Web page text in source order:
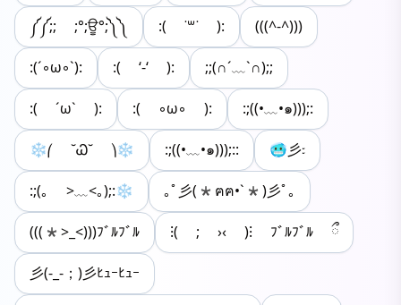
༼༼;; ;°;ਊ°;༽༽ :( ˙꒳​˙ ): (((^-^)))
:(´◦ω◦`): :( ‘-‘ ): ;;(∩´﹏`∩);;
:( ´ω` ): :( ◦ω◦ ): :;((•﹏•๑)));:
❄⎛ ˘Ꮗ˘ ⎞❄ :;((•﹏•๑)));:: 🥶彡᭝
:;(｡ >﹏<｡);:❄ ｡ﾟ彡(*ฅฅ•`*)彡ﾟ｡
(((*>_<)))ﾌﾞﾙﾌﾞﾙ ⁝( ; ›‹ )⁝ ﾌﾞﾙﾌﾞﾙ ྀ
彡(-_-；)彡ﾋｭｰﾋｭｰ